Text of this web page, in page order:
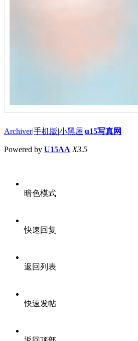
Archiver|手机版|小黑屋|u15写真网
Powered by U15AA X3.5
暗色模式
快速回复
返回列表
快速发帖